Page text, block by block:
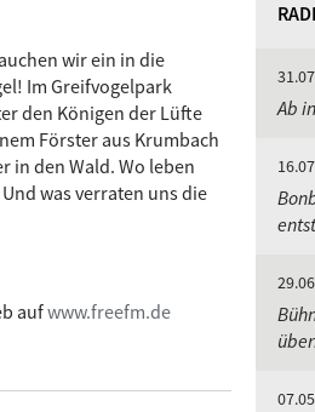
wir ein in die
Im Greifvogelpark
den Königen der Lüfte
Förster aus Krumbach
in den Wald. Wo leben
was verraten uns die
aufwww.freefm.de
Ab